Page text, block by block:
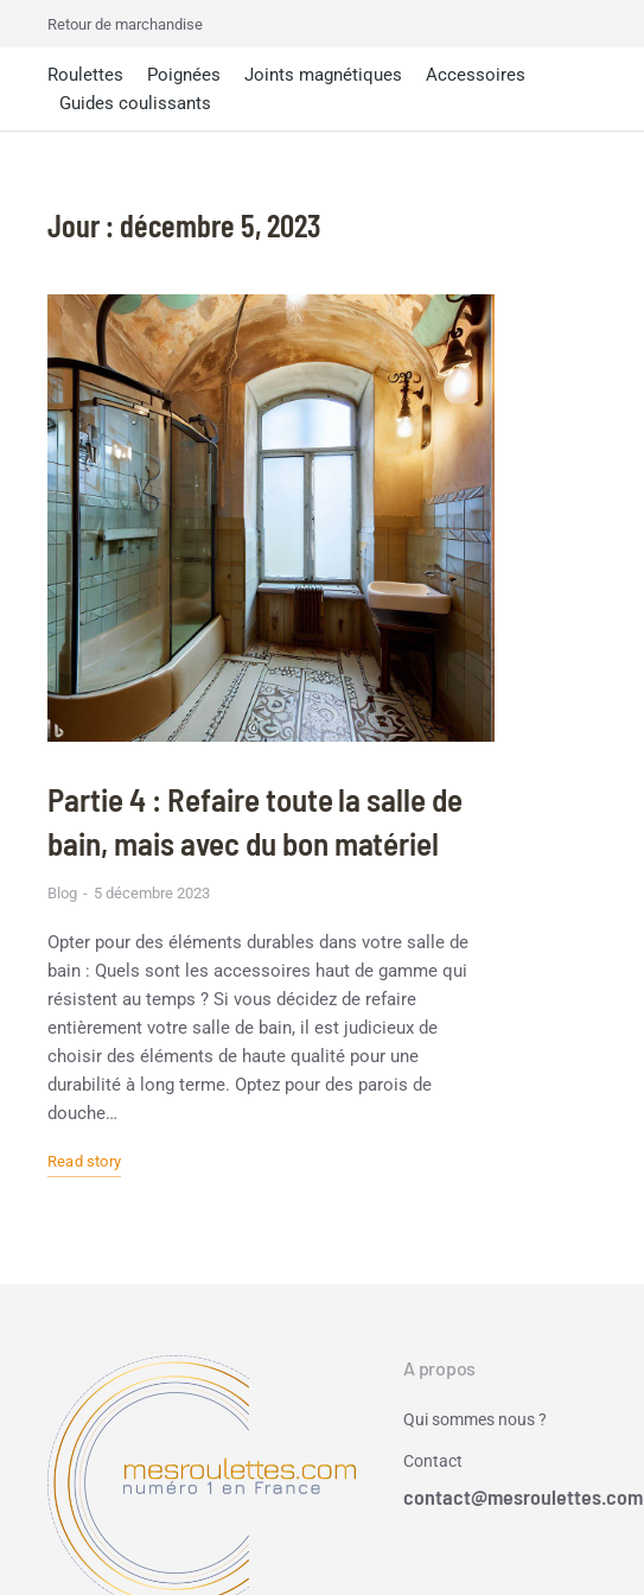
Retour de marchandise
Roulettes Poignées Joints magnétiques
Accessoires
Guides coulissants
Jour : décembre 5, 2023
Partie 4 : Refaire toute la salle de
bain, mais avec du bon matériel
Blog 5 décembre 2023
Opter pour des éléments durables dans votre salle de
bain : Quels sont les accessoires haut de gamme qui
résistent au temps ? Si vous décidez de refaire
entièrement votre salle de bain, il est judicieux de
choisir des éléments de haute qualité pour une
durabilité à long terme. Optez pour des parois de
douche…
Read story
A propos
Qui sommes nous ?
Contact
contact@mesroulettes.com